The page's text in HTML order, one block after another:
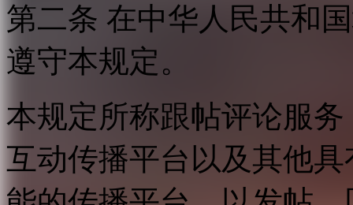
第二条 在中华人民共和
遵守本规定。
本规定所称跟帖评论服
互动传播平台以及其他